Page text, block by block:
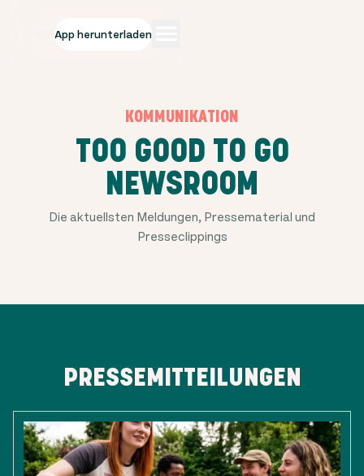
App herunterladen
KOMMUNIKATION
TOO GOOD TO GO
NEWSROOM
Die aktuellsten Meldungen, Pressematerial und
Presseclippings
PRESSEMITTEILUNGEN